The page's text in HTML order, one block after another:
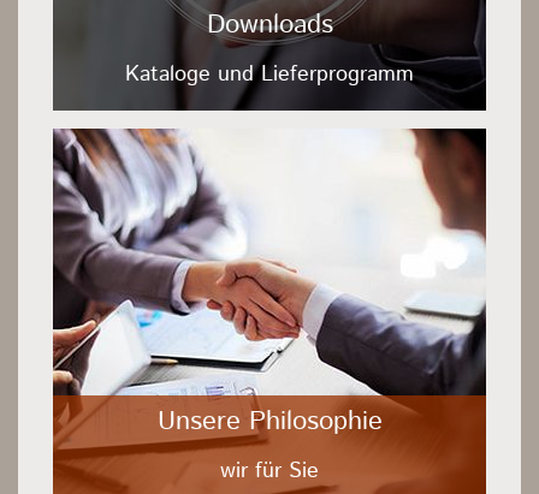
Downloads
Kataloge und Lieferprogramm
Unsere Philosophie
wir für Sie